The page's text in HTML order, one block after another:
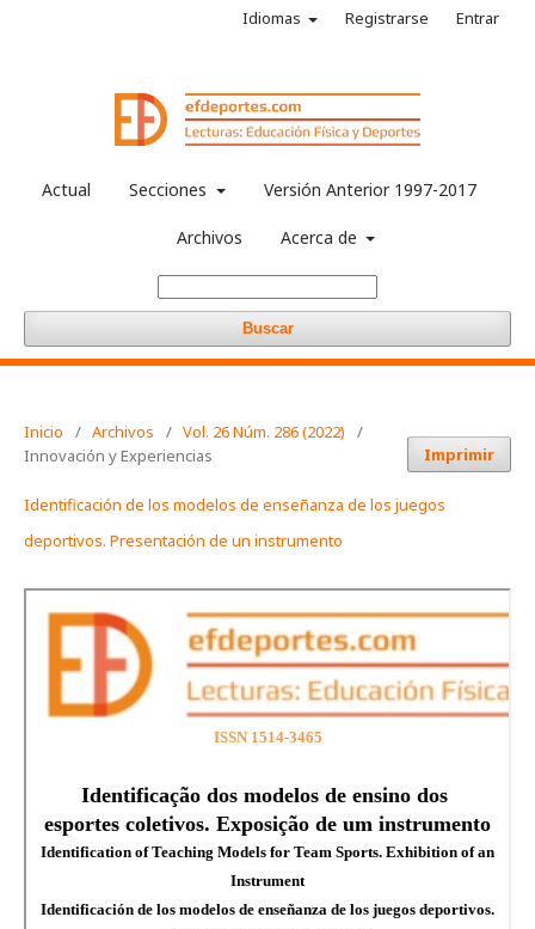
Actual Secciones Versión Anterior 1997-2017
Archivos Acerca de
Buscar
Idiomas Registrarse Entrar
Inicio / Archivos / Vol. 26 Núm. 286 (2022)
/
Innovación y Experiencias
Imprimir
Identificación de los modelos de enseñanza de los juegos
deportivos. Presentación de un instrumento